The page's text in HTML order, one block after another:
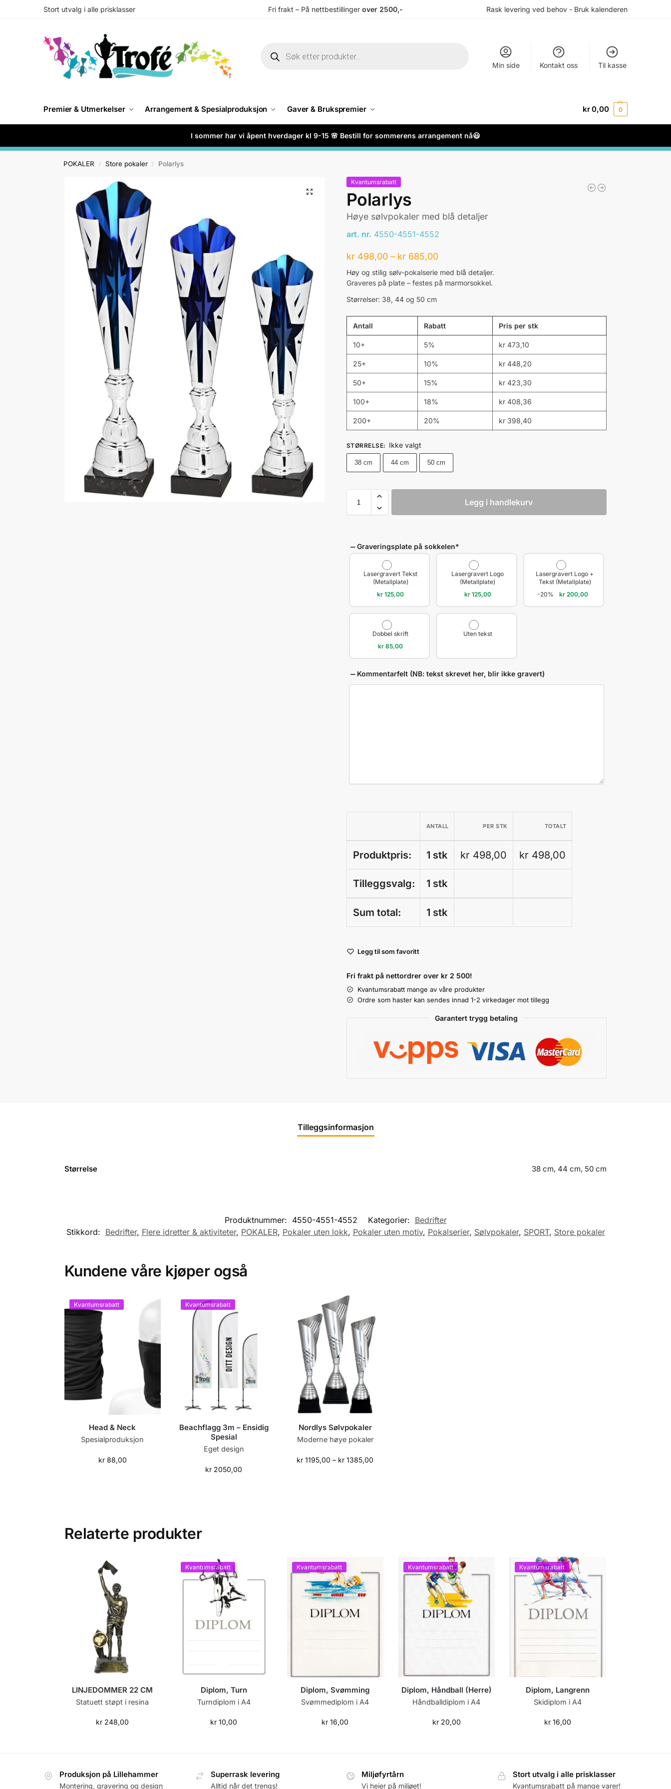
Stort utvalg i alle prisklasser Fri frakt – På nettbestillinger over 2500,- Rask levering ved behov - Bruk kalenderen
Min side Kontakt oss Til kasse
Premier & Utmerkelser Arrangement & Spesialproduksjon Gaver & Brukspremier kr0,00 0
I sommer har vi åpent hverdager kl 9-15 🌸 Bestill for sommerens arrangement nå😃
POKALER / Store pokaler / Polarlys
Kvantumsrabatt
Polarlys
Høye sølvpokaler med blå detaljer
art. nr. 4550-4551-4552
kr498,00 – kr685,00
Høy og stilig sølv-pokalserie med blå detaljer.
Graveres på plate – festes på marmorsokkel.
Størrelser: 38, 44 og 50 cm
Antall Rabatt Pris per stk
10+ 5% kr473,10
25+ 10% kr448,20
50+ 15% kr423,30
100+ 18% kr408,36
200+ 20% kr398,40
STØRRELSE: Ikke valgt
38 cm 44 cm 50 cm
Legg i handlekurv
Graveringsplate på sokkelen*
Lasergravert Tekst
(Metallplate)
kr 125,00
Lasergravert Logo
(Metallplate)
kr125,00
Lasergravert Logo +
Tekst (Metallplate)
-20%
kr 200,00
Dobbel skrift
kr 85,00
Uten tekst
Kommentarfelt (NB: tekst skrevet her, blir ikke gravert)
ANTALL PER STK TOTALT
Produktpris: 1 stk kr 498,00 kr 498,00
Tilleggsvalg: 1 stk
Sum total: 1 stk
l
e
r
n
Legg til som favoritt
Fri frakt på nettordrer over kr 2 500!
Kvantumsrabatt mange av våre produkter
Ordre som haster kan sendes innad 1-2 virkedager mot tillegg
Garantert trygg betaling
Tilleggsinformasjon
Størrelse 38 cm, 44 cm, 50 cm
Produktnummer: 4550-4551-4552 Kategorier: Bedrifter
Stikkord: Bedrifter, Flere idretter & aktiviteter, POKALER, Pokaler uten lokk, Pokaler uten motiv, Pokalserier, Sølvpokaler, SPORT, Store pokaler
Kundene våre kjøper også
Kvantumsrabatt
Head & Neck
Spesialproduksjon
kr88,00
Kvantumsrabatt
Beachflagg 3m – Ensidig
Spesial
Eget design
kr 2050,00
Nordlys Sølvpokaler
Moderne høye pokaler
kr 1195,00 – kr 1385,00
Relaterte produkter
LINJEDOMMER 22 CM
Statuett støpt i resina
kr 248,00
Kvantumsrabatt
Diplom, Turn
Turndiplom i A4
kr 10,00
Kvantumsrabatt
Diplom, Svømming
Svømmediplom i A4
kr 16,00
Kvantumsrabatt
Diplom, Håndball (Herre)
Håndballdiplom i A4
kr20,00
Kvantumsrabatt
Diplom, Langrenn
Skidiplom i A4
kr 16,00
Produksjon på Lillehammer
Montering, gravering og design
Superrask levering
Alltid når det trengs!
Miljøfyrtårn
Vi heier på miljøet!
Stort utvalg i alle prisklasser
Kvantumsrabatt på mange varer!